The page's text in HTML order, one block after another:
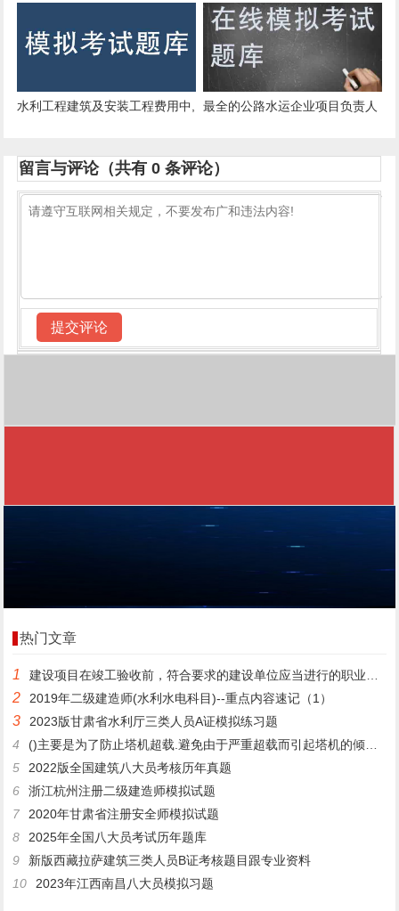
预习题专业资料
水利工程建筑及安装工程费用中,
最全的公路水运企业项目负责人
留言与评论（共有0 条评论）
热门文章
1 建设项目在竣工验收前，符合要求的建设单位应当进行的职业病危害评价是()。
2 2019年二级建造师(水利水电科目)--重点内容速记（1）
3
2023版甘肃省水利厅三类人员A证模拟练习题
4
()主要是为了防止塔机超载.避免由于严重超载而引起塔机的倾覆或折臂等恶性事故。
5
2022版全国建筑八大员考核历年真题
6
浙江杭州注册二级建造师模拟试题
7
2020年甘肃省注册安全师模拟试题
8
2025年全国八大员考试历年题库
9
新版西藏拉萨建筑三类人员B证考核题目跟专业资料
10
2023年江西南昌八大员模拟习题